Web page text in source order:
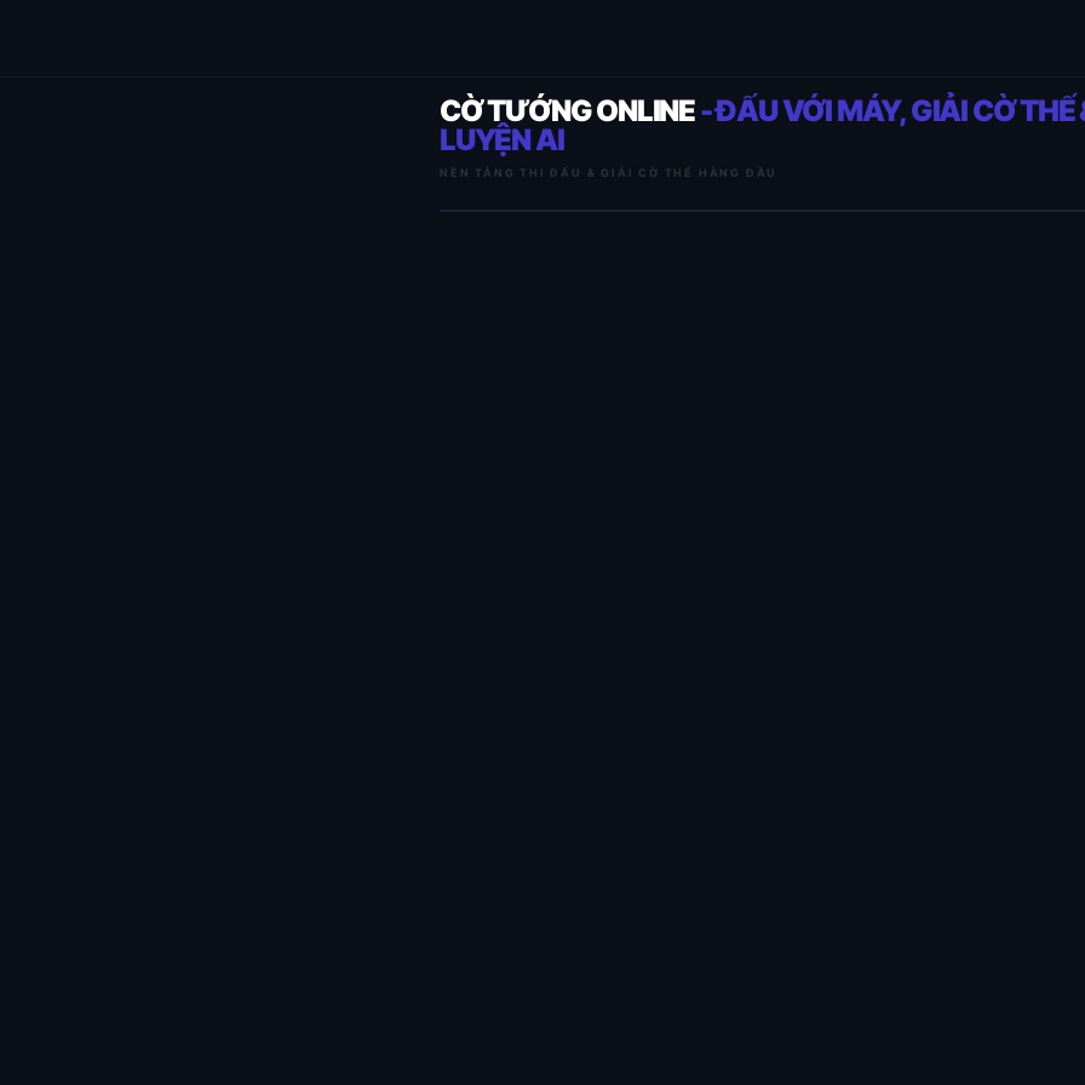
CỜ TƯỚNG ONLINE- ĐẤU VỚI MÁY, GIẢI CỜ THẾ
LUYỆN AI
NỀN TẢNG THI ĐẤU & GIẢI CỜ THẾ HÀNG ĐẦU